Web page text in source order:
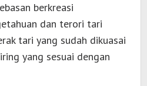
berkreasi
dan terori tari
tari yang sudah dikuasai
yang sesuai dengan